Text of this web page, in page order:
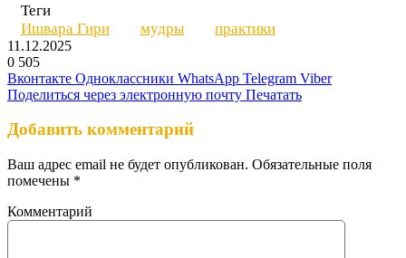
Теги
Ишвара Гири
мудры практики
11.12.2025
0 505
Вконтакте Одноклассники WhatsApp Telegram Viber
Поделиться через электронную почту Печатать
Добавить комментарий
Ваш адрес email не будет опубликован. Обязательные поля
помечены *
Комментарий